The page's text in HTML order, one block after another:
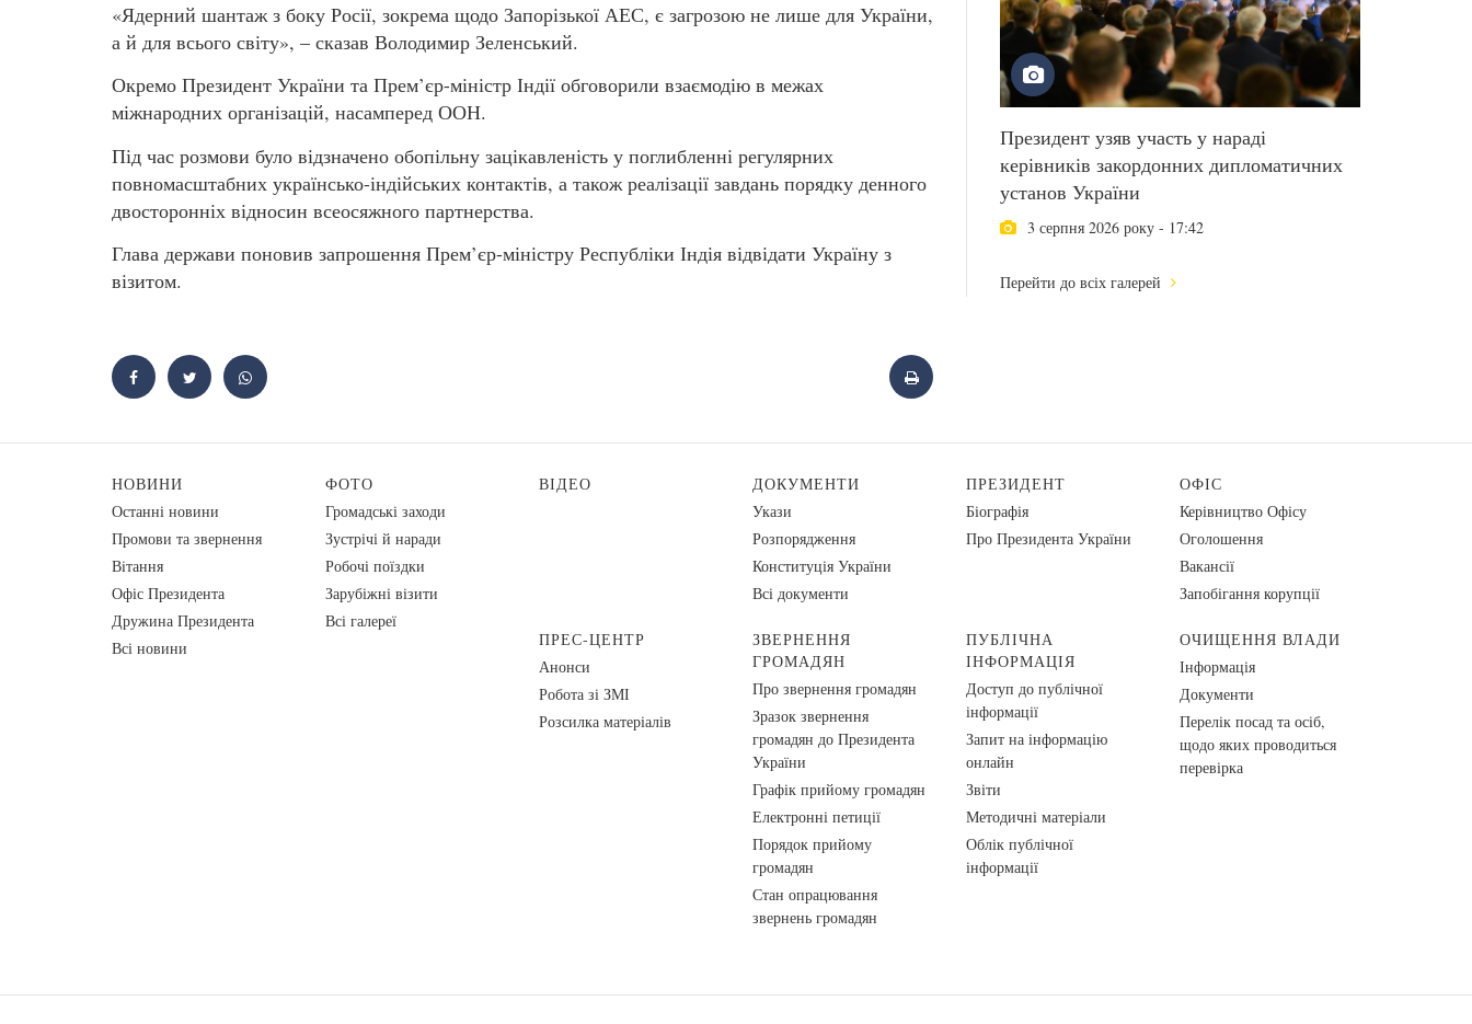
Президент узяв участь у нараді
керівників закордонних дипломатичних
установ України
3 серпня 2026 року - 17:42
Перейти до всіх галерей
«Ядерний шантаж з боку Росії, зокрема щодо Запорізької АЕС, є загрозою не лише для України,
а й для всього світу», – сказав Володимир Зеленський.
Окремо Президент України та Прем’єр-міністр Індії обговорили взаємодію в межах
міжнародних організацій, насамперед ООН.
Під час розмови було відзначено обопільну зацікавленість у поглибленні регулярних
повномасштабних українсько-індійських контактів, а також реалізації завдань порядку денного
двосторонніх відносин всеосяжного партнерства.
Глава держави поновив запрошення Прем’єр-міністру Республіки Індія відвідати Україну з
візитом.
НОВИНИ
Останні новини
Промови та звернення
Вiтання
Офіс Президента
Дружина Президента
Всі новини
ФОТО
Громадські заходи
Зустрічі й наради
Робочі поїздки
Зарубіжні візити
Всі галереї
ВІДЕО
ДОКУМЕНТИ
Укази
Розпорядження
Конституція України
Всі документи
ПРЕЗИДЕНТ
Біографія
Про Президента України
ОФІС
Керівництво Офісу
Оголошення
Вакансії
Запобігання корупції
ПРЕС-ЦЕНТР
Анонси
Робота зі ЗМІ
Розсилка матеріалів
ЗВЕРНЕННЯ
ГРОМАДЯН
Про звернення громадян
Зразок звернення
громадян до Президента
України
Графік прийому громадян
Електронні петиції
Порядок прийому
громадян
Стан опрацювання
звернень громадян
ПУБЛІЧНА
ІНФОРМАЦІЯ
Доступ до публічної
інформації
Запит на інформацію
онлайн
Звіти
Методичні матеріали
Облік публічної
інформації
ОЧИЩЕННЯ ВЛАДИ
Інформація
Документи
Перелік посад та осіб,
щодо яких проводиться
перевірка